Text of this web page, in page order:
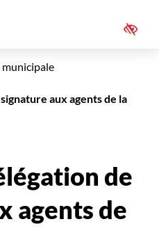
municipale
aux agents de la
de
agents de